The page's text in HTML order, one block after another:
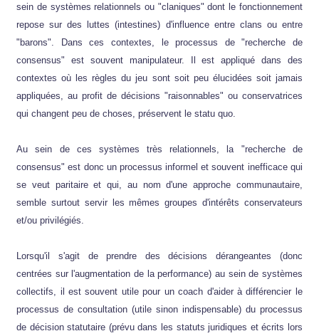
sein de systèmes relationnels ou "claniques" dont le fonctionnement
repose sur des luttes (intestines) d'influence entre clans ou entre
"barons". Dans ces contextes, le processus de "recherche de
consensus" est souvent manipulateur. Il est appliqué dans des
contextes où les règles du jeu sont soit peu élucidées soit jamais
appliquées, au profit de décisions "raisonnables" ou conservatrices
qui changent peu de choses, préservent le statu quo.
Au sein de ces systèmes très relationnels, la "recherche de
consensus" est donc un processus informel et souvent inefficace qui
se veut paritaire et qui, au nom d'une approche communautaire,
semble surtout servir les mêmes groupes d'intérêts conservateurs
et/ou privilégiés.
Lorsqu'il s'agit de prendre des décisions dérangeantes (donc
centrées sur l'augmentation de la performance) au sein de systèmes
collectifs, il est souvent utile pour un coach d'aider à différencier le
processus de consultation (utile sinon indispensable) du processus
de décision statutaire (prévu dans les statuts juridiques et écrits lors